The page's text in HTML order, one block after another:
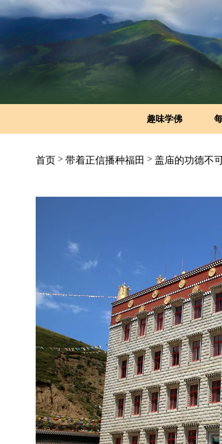
趣味学佛
首页 > 带着正信播种福田 > 盖庙的功德不